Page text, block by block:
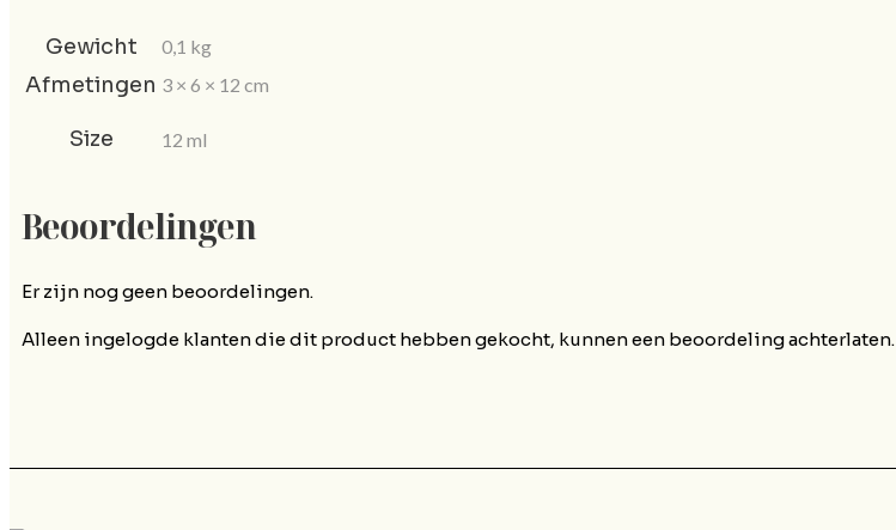
Gewicht 0,1 kg
Afmetingen 3 × 6 × 12 cm
Size 12 ml
Beoordelingen
Er zijn nog geen beoordelingen.
Alleen ingelogde klanten die dit product hebben gekocht, kunnen een beoordeling achterlaten.